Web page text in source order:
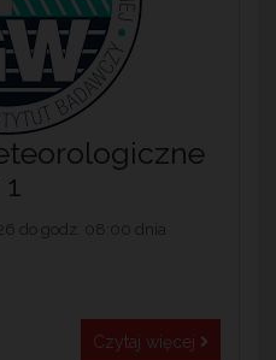
do godz. 08:00 dnia
Czytaj więcej